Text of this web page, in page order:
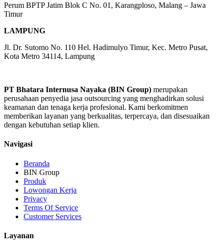
Perum BPTP Jatim Blok C No. 01, Karangploso, Malang – Jawa
Timur
LAMPUNG
Jl. Dr. Sutomo No. 110 Hel. Hadimulyo Timur, Kec. Metro Pusat,
Kota Metro 34114, Lampung
PT Bhatara Internusa Nayaka (BIN Group) merupakan
perusahaan penyedia jasa outsourcing yang menghadirkan solusi
keamanan dan tenaga kerja profesional. Kami berkomitmen
memberikan layanan yang berkualitas, terpercaya, dan disesuaikan
dengan kebutuhan setiap klien.
Navigasi
Beranda
BIN Group
Produk
Lowongan Kerja
Privacy
Terms Of Service
Customer Services
Layanan